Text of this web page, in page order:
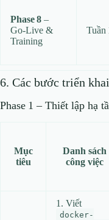
Phase 8 –
Go‑Live &
Training
Tuần
6. Các bước triển
Phase 1 – Thiết lập hạ
Mục
tiêu
Danh sách
công việc
1. Viết
docker-